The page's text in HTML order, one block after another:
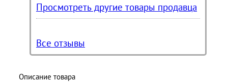
Просмотреть другие товары продавца
Все отзывы
Описание товара